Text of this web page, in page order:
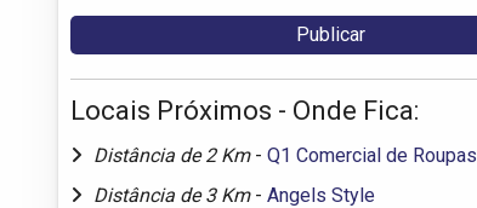
Locais Próximos - Onde Fica:
Distância de 2 Km - Q1 Comercial de Roupas
Distância de 3 Km - Angels Style